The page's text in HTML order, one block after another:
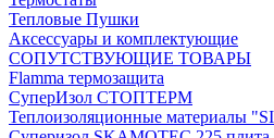
Тепловые Пушки
Аксессуары и комплектующие
СОПУТСТВУЮЩИЕ ТОВАРЫ
Flamma термозащита
СуперИзол СТОПТЕРМ
Теплоизоляционные материалы